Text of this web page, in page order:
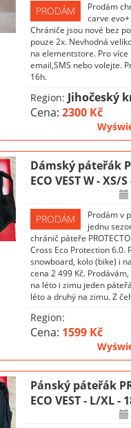
PRODÁM
Prodám
carve
Chrániče jsou nové bez
pouze 2x. Nevhodná
na elementstore. Pro více
email,SMS nebo volejte.
16h.
Region: Jihočeský
Cena:2300 Kč
Dámský páteřák
ECO VEST W - XS/
PRODÁM
Prodám v
jednu
chránič páteře
Cross Eco Protection 6.0.
snowboard, kolo (bike) i
cena 2 499 Kč.
na léto i zimu jeden
léto a druhý na zimu. Z
Region:
Cena: 1599 Kč
Pánský páteřák
ECO VEST - L/XL -